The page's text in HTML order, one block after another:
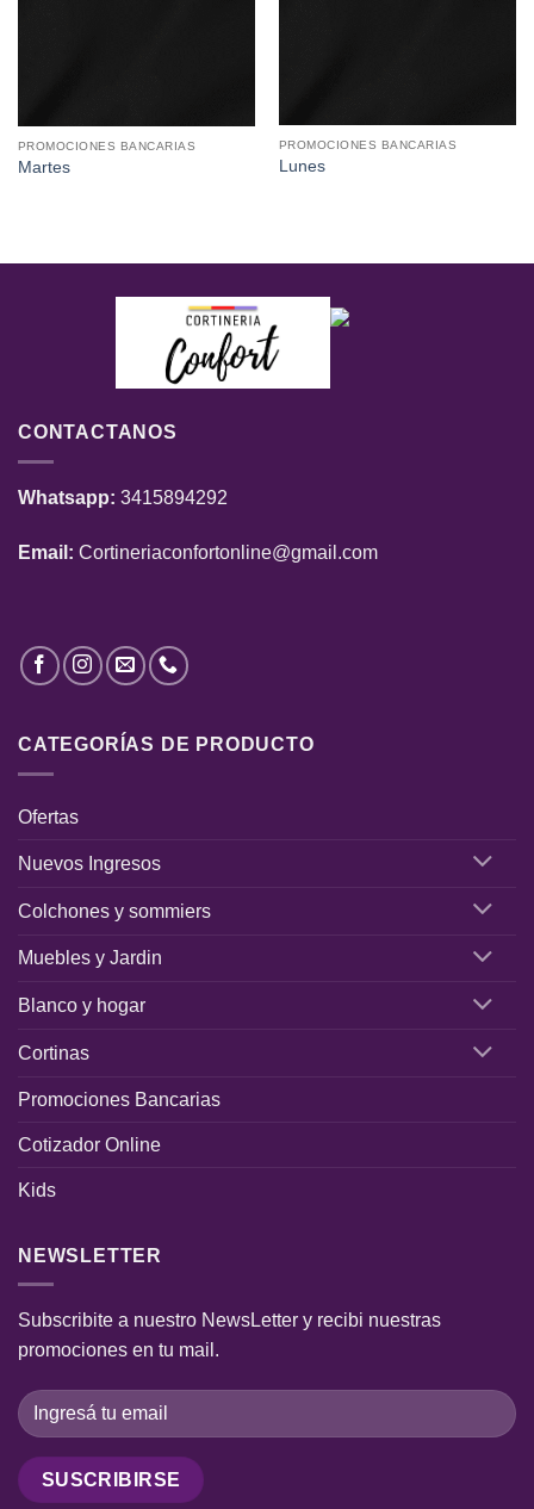
PROMOCIONES BANCARIAS
Martes
PROMOCIONES BANCARIAS
Lunes
CONTACTANOS
Whatsapp: 3415894292
Email: Cortineriaconfortonline@gmail.com
CATEGORÍAS DE PRODUCTO
Ofertas
Nuevos Ingresos
Colchones y sommiers
Muebles y Jardin
Blanco y hogar
Cortinas
Promociones Bancarias
Cotizador Online
Kids
NEWSLETTER
Subscribite a nuestro NewsLetter y recibi nuestras
promociones en tu mail.